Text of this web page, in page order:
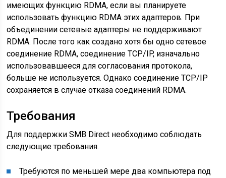
имеющих функцию RDMA, если вы планируете
использовать функцию RDMA этих адаптеров. При
объединении сетевые адаптеры не поддерживают
RDMA. После того как создано хотя бы одно сетевое
соединение RDMA, соединение TCP/IP, изначально
использовавшееся для согласования протокола,
больше не используется. Однако соединение TCP/IP
сохраняется в случае отказа соединений RDMA.
Требования
Для поддержки SMB Direct необходимо соблюдать
следующие требования.
Требуются по меньшей мере два компьютера под